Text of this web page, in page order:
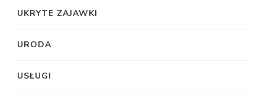
UKRYTE ZAJAWKI
URODA
USŁUGI